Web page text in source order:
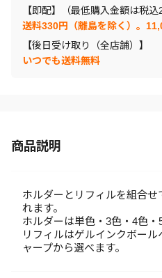
【即配】（最低購入金額は税込
送料330円（離島を除く）。
【後日受け取り（全店舗）】
いつでも送料無料
商品説明
ホルダーとリフィルを組合
れます。
ホルダーは単色・3色・4色・
リフィルはゲルインクボー
ャープから選べます。